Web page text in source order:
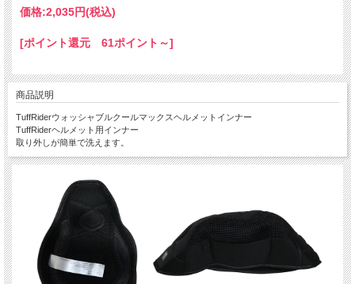
価格:2,035円(税込)
[ポイント還元 61ポイント～]
商品説明
TuffRiderウォッシャブルクールマックスヘルメットインナー
TuffRiderヘルメット用インナー
取り外しが簡単で洗えます。